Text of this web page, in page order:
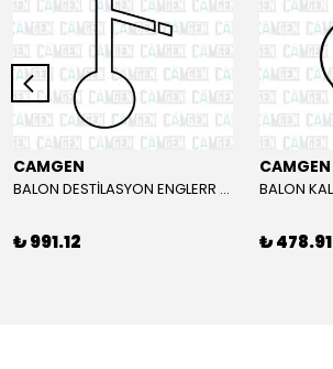
CAMGEN
BALON DESTİLASYON ENGLERR BOROSİLİKAT 150ML
₺ 991.12
CAMGEN
₺ 478.91